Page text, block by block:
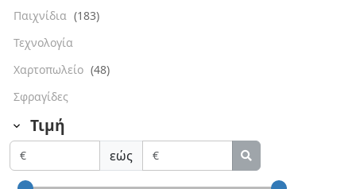
Παιχνίδια (183)
Τεχνολογία
Χαρτοπωλείο (48)
Σφραγίδες
Τιμή
εώς